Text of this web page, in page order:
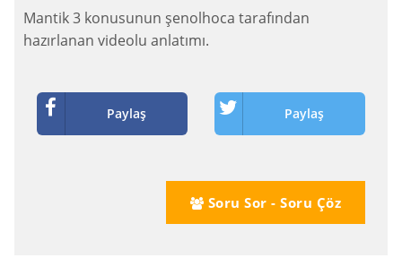
Mantik 3 konusunun şenolhoca tarafından
hazırlanan videolu anlatımı.
Paylaş Paylaş
Soru Sor - Soru Çöz